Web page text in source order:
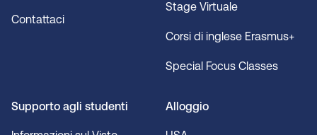
Contattaci
Stage Virtuale
Corsi di inglese Erasmus+
Special Focus Classes
Supporto agli studenti Alloggio